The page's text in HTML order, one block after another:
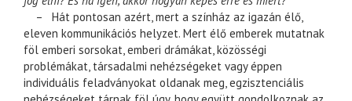
– Hát pontosan azért, mert a színház az igazán élő,
eleven kommunikációs helyzet. Mert élő emberek mutatnak
föl emberi sorsokat, emberi drámákat, közösségi
problémákat, társadalmi nehézségeket vagy éppen
individuális feladványokat oldanak meg, egzisztenciális